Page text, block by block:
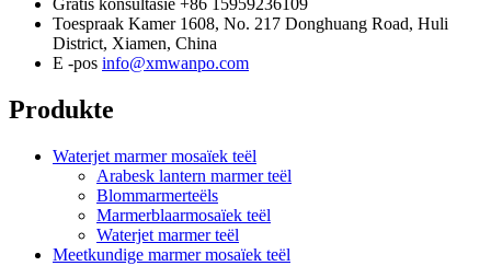
Gratis konsultasie +86 15959236109
Toespraak Kamer 1608, No. 217 Donghuang Road, Huli
District, Xiamen, China
E -pos info@xmwanpo.com
Produkte
Waterjet marmer mosaïek teël
Arabesk lantern marmer teël
Blommarmerteëls
Marmerblaarmosaïek teël
Waterjet marmer teël
Meetkundige marmer mosaïek teël